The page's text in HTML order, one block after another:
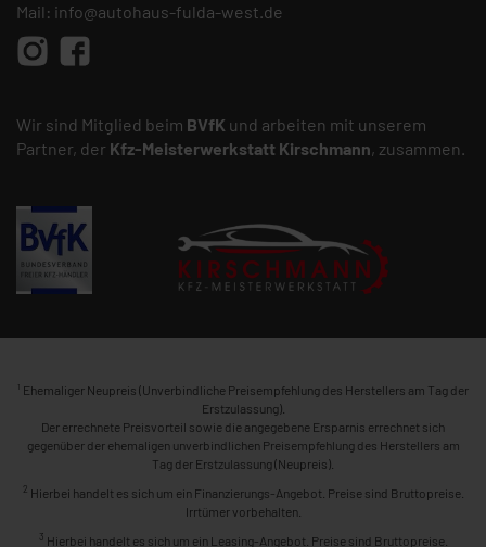
Mail: info@autohaus-fulda-west.de
Wir sind Mitglied beim BVfK und arbeiten mit unserem
Partner, der Kfz-Meisterwerkstatt Kirschmann, zusammen.
1 Ehemaliger Neupreis (Unverbindliche Preisempfehlung des Herstellers am Tag der
Erstzulassung).
Der errechnete Preisvorteil sowie die angegebene Ersparnis errechnet sich
gegenüber der ehemaligen unverbindlichen Preisempfehlung des Herstellers am
Tag der Erstzulassung (Neupreis).
2 Hierbei handelt es sich um ein Finanzierungs-Angebot. Preise sind Bruttopreise.
Irrtümer vorbehalten.
3 Hierbei handelt es sich um ein Leasing-Angebot. Preise sind Bruttopreise.